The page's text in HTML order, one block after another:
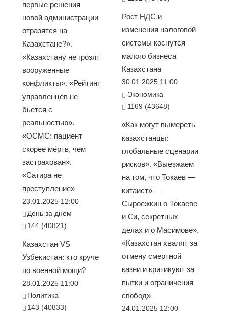
первые решения
новой администрации
отразятся на
Казахстане?».
«Казахстану не грозят
вооруженные
конфликты». «Рейтинг
управленцев не
бьется с
реальностью».
«ОСМС: пациент
скорее мёртв, чем
застрахован».
«Сатира не
преступление»
23.01.2025 12:00
День за днем
144 (40821)
Казахстан VS
Узбекистан: кто круче
по военной мощи?
28.01.2025 11:00
Политика
143 (40833)
Рост НДС и
изменения налоговой
системы коснутся
малого бизнеса
Казахстана
30.01.2025 11:00
Экономика
1169 (43648)
«Как могут вымереть
казахстанцы:
глобальные сценарии
рисков». «Выезжаем
на том, что Токаев —
китаист» —
Сыроежкин о Токаеве
и Си, секретных
делах и о Масимове».
«Казахстан хвалят за
отмену смертной
казни и критикуют за
пытки и ограничения
свобод»
24.01.2025 12:00